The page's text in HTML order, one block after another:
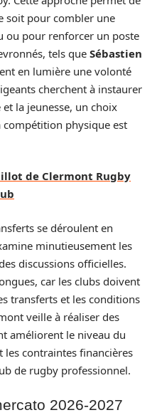
soit pour combler une
ou pour renforcer un poste
tels que Sébastien
en lumière une volonté
cherchent à instaurer
la jeunesse, un choix
physique est
de Clermont Rugby
se déroulent en
minutieusement les
discussions officielles.
car les clubs doivent
transferts et les conditions
veille à réaliser des
améliorent le niveau du
les contraintes financières
de rugby professionnel.
2026-2027